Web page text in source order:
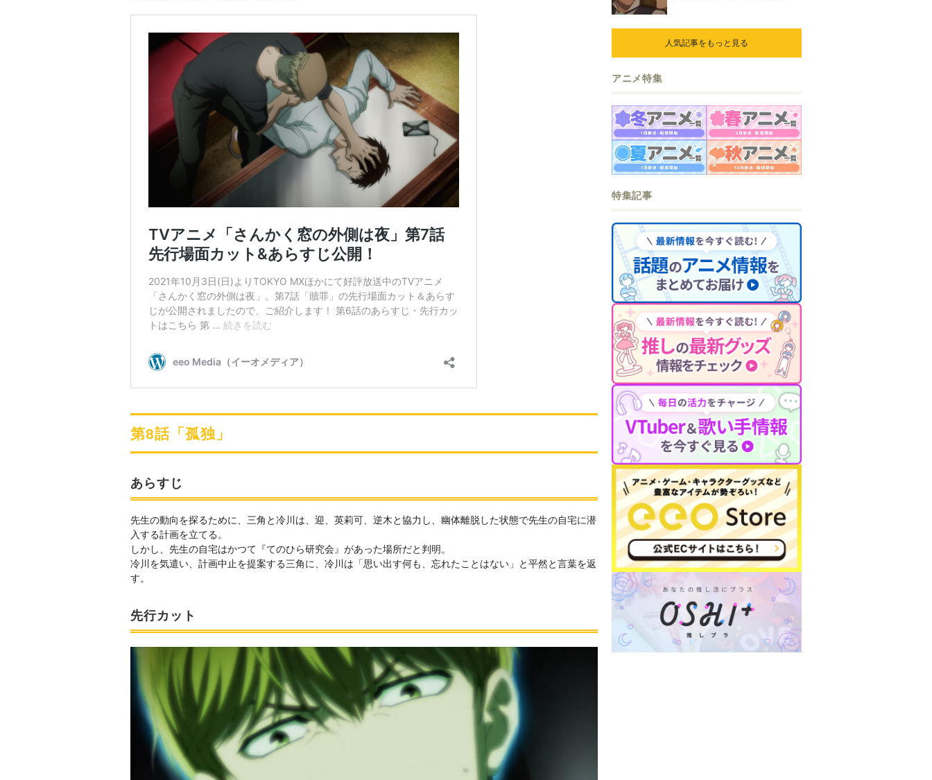
第8話「孤独」
あらすじ
先生の動向を探るために、三角と冷川は、迎、英莉可、逆木と協力し、幽体離脱した状態で先生の自宅に潜
入する計画を立てる。
しかし、先生の自宅はかつて『てのひら研究会』があった場所だと判明。
冷川を気遣い、計画中止を提案する三角に、冷川は「思い出す何も、忘れたことはない」と平然と言葉を返
す。
先行カット
人気記事をもっと見る
アニメ特集
特集記事